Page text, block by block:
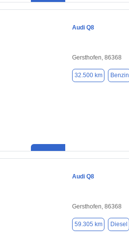
Audi Q8
Gersthofen, 86368
32.500 km Benzin
Audi Q8
Gersthofen, 86368
59.305 km Diesel